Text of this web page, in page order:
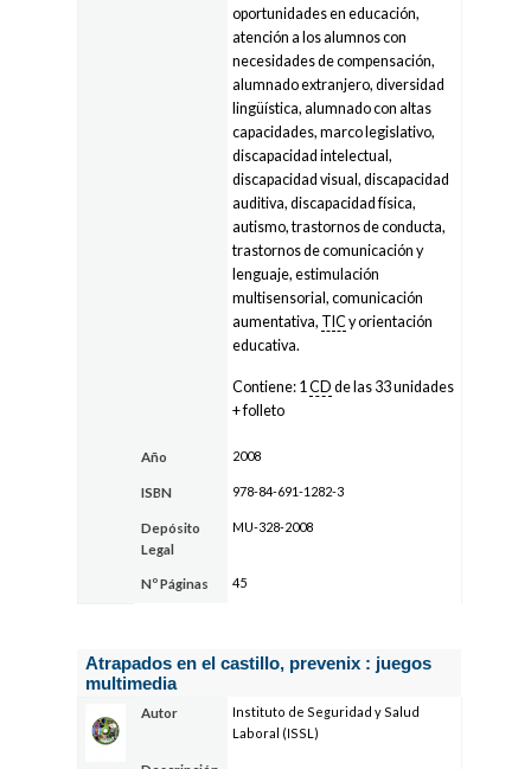
oportunidades en educación,
atención a los alumnos con
necesidades de compensación,
alumnado extranjero, diversidad
lingüística, alumnado con altas
capacidades, marco legislativo,
discapacidad intelectual,
discapacidad visual, discapacidad
auditiva, discapacidad física,
autismo, trastornos de conducta,
trastornos de comunicación y
lenguaje, estimulación
multisensorial, comunicación
aumentativa, TIC y orientación
educativa.
Contiene: 1CD de las 33 unidades
+ folleto
Año 2008
ISBN 978-84-691-1282-3
Depósito
Legal
MU-328-2008
Nº Páginas 45
Atrapados en el castillo, prevenix : juegos
multimedia
Autor
Instituto de Seguridad y Salud
Laboral (ISSL)